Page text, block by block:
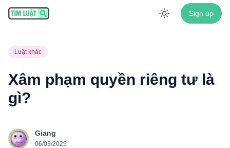
Enable
Sign up
Luật khác
Xâm phạm quyền riêng tư là
gì?
Giang
06/03/2025